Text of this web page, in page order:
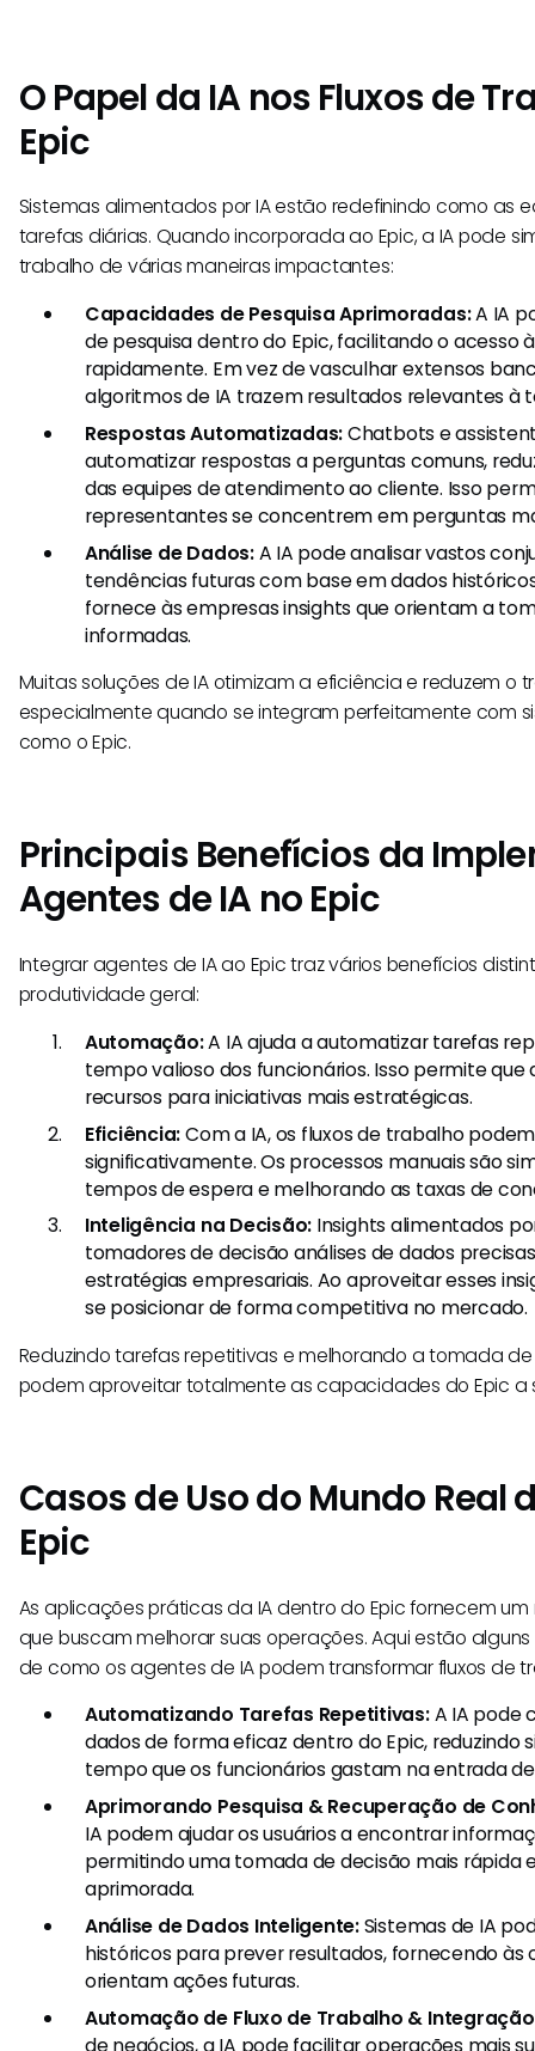
O Papel da IA nos Fluxos de
Epic
Sistemas alimentados por IA estão redefinindo como as
tarefas diárias. Quando incorporada ao Epic, a IA pode
trabalho de várias maneiras impactantes:
Capacidades de Pesquisa Aprimoradas:A IA
de pesquisa dentro do Epic, facilitando o acesso
rapidamente. Em vez de vasculhar extensos
algoritmos de IA trazem resultados relevantes à
Respostas Automatizadas:Chatbots e
automatizar respostas a perguntas comuns,
das equipes de atendimento ao cliente. Isso
representantes se concentrem em perguntas
Análise de Dados:A IA pode analisar vastos
tendências futuras com base em dados
fornece às empresas insights que orientam a
informadas.
Muitas soluções de IA otimizam a eficiência e reduzem o
especialmente quando se integram perfeitamente com
como o Epic.
Principais Benefícios da
Agentes de IA no Epic
Integrar agentes de IA ao Epic traz vários benefícios
produtividade geral:
Automação:A IA ajuda a automatizar tarefas
tempo valioso dos funcionários. Isso permite que
recursos para iniciativas mais estratégicas.
Eficiência:Com a IA, os fluxos de trabalho
significativamente. Os processos manuais são
tempos de espera e melhorando as taxas de
Inteligência na Decisão: Insights alimentados
tomadores de decisão análises de dados
estratégias empresariais. Ao aproveitar esses
se posicionar de forma competitiva no mercado.
Reduzindo tarefas repetitivas e melhorando a tomada
podem aproveitar totalmente as capacidades do Epic a
Casos de Uso do Mundo Real
Epic
As aplicações práticas da IA dentro do Epic fornecem
que buscam melhorar suas operações. Aqui estão
de como os agentes de IA podem transformar fluxos de
Automatizando Tarefas Repetitivas:A IA pode
dados de forma eficaz dentro do Epic, reduzindo
tempo que os funcionários gastam na entrada
Aprimorando Pesquisa & Recuperação de
IA podem ajudar os usuários a encontrar
permitindo uma tomada de decisão mais rápida
aprimorada.
Análise de Dados Inteligente:Sistemas de IA
históricos para prever resultados, fornecendo às
orientam ações futuras.
Automação de Fluxo de Trabalho &